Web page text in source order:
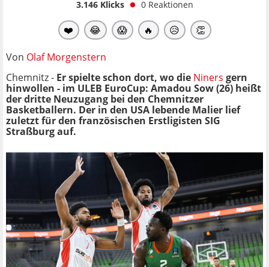
3.146Klicks 0 Reaktionen
❤️ 😂 😱 🔥 😥 👏
Von Olaf Morgenstern
Chemnitz - Er spielte schon dort, wo die Niners gern
hinwollen - im ULEB EuroCup: Amadou Sow (26) heißt
der dritte Neuzugang bei den Chemnitzer
Basketballern. Der in den USA lebende Malier lief
zuletzt für den französischen Erstligisten SIG
Straßburg auf.